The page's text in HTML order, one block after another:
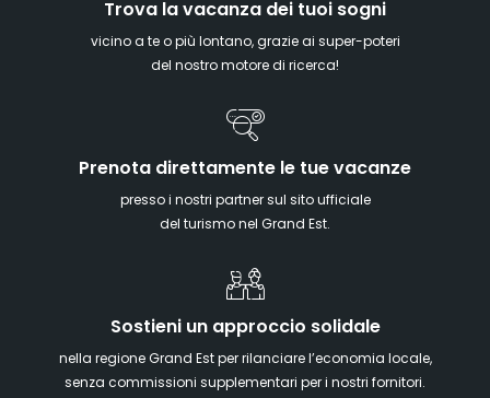
Trova la vacanza dei tuoi sogni
vicino a te o più lontano, grazie ai super-poteri
del nostro motore di ricerca!
Prenota direttamente le tue vacanze
presso i nostri partner sul sito ufficiale
del turismo nel Grand Est.
Sostieni un approccio solidale
nella regione Grand Est per rilanciare l’economia locale,
senza commissioni supplementari per i nostri fornitori.